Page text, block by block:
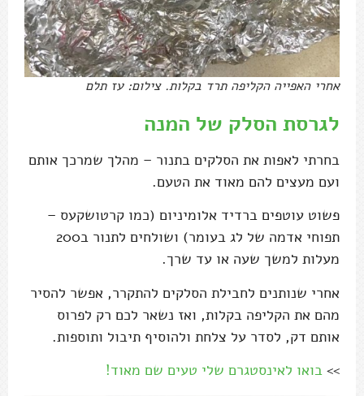
אחרי האפייה הקליפה תרד בקלות. צילום: עז תלם
לגרסת הסלק של המנה
בחרתי לאפות את הסלקים בתנור – מהלך שמרכך אותם
ועם מעצים להם מאוד את הטעם.
פשוט עוטפים ברדיד אלומיניום (כמו קרטושקעס –
תפוחי אדמה של לג בעומר) ושולחים לתנור ב200
מעלות למשך שעה או עד שרך.
אחרי שנותנים לחבילת הסלקים להתקרר, אפשר להסיר
מהם את הקליפה בקלות, ואז נשאר לכם רק לפרוס
אותם דק, לסדר על צלחת ולהוסיף תיבול ותוספות.
>> בואו לאינסטגרם שלי טעים שם מאוד!